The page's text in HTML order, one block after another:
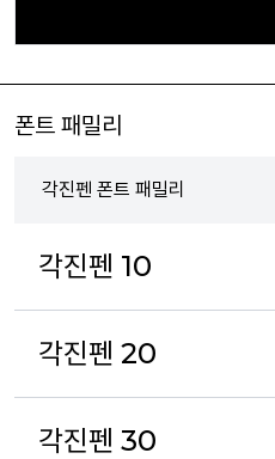
폰트 패밀리
각진펜 폰트 패밀리
각진펜 10
각진펜 20
각진펜 30